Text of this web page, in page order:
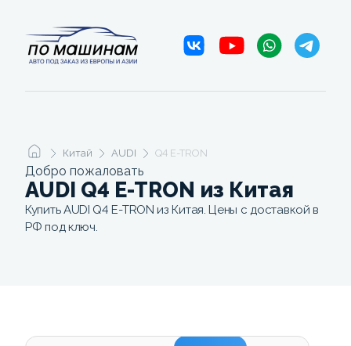
Китай AUDI Q4 E-TRON
Добро пожаловать
AUDI Q4 E-TRON из Китая
Купить AUDI Q4 E-TRON из Китая. Цены с доставкой в
РФ под ключ.